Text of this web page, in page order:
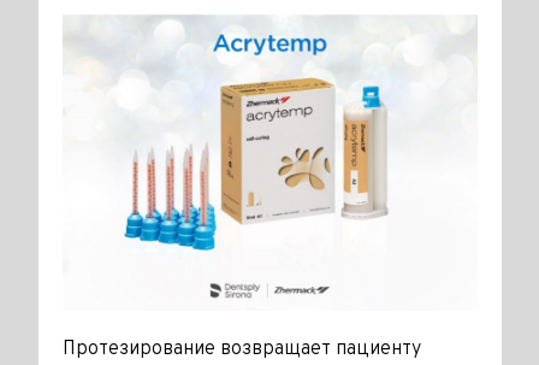
Протезирование возвращает пациенту